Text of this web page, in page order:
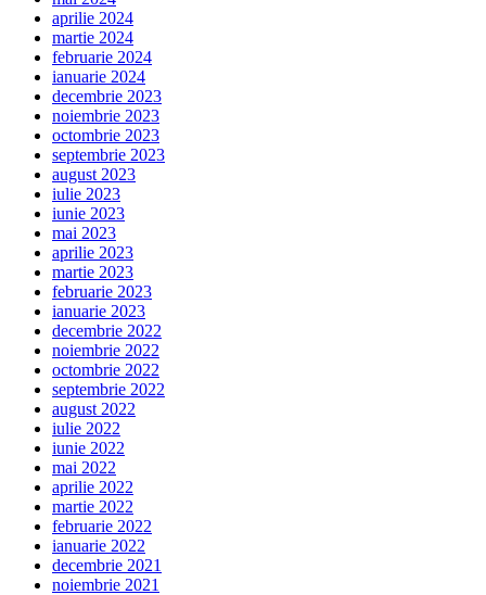
aprilie 2024
martie 2024
februarie 2024
ianuarie 2024
decembrie 2023
noiembrie 2023
octombrie 2023
septembrie 2023
august 2023
iulie 2023
iunie 2023
mai 2023
aprilie 2023
martie 2023
februarie 2023
ianuarie 2023
decembrie 2022
noiembrie 2022
octombrie 2022
septembrie 2022
august 2022
iulie 2022
iunie 2022
mai 2022
aprilie 2022
martie 2022
februarie 2022
ianuarie 2022
decembrie 2021
noiembrie 2021